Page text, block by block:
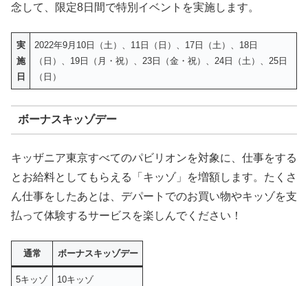
念して、限定8日間で特別イベントを実施します。
実
施
日
2022年9月10日（土）、11日（日）、17日（土）、18日
（日）、19日（月・祝）、23日（金・祝）、24日（土）、25日
（日）
ボーナスキッゾデー
キッザニア東京すべてのパビリオンを対象に、仕事をする
とお給料としてもらえる「キッゾ」を増額します。たくさ
ん仕事をしたあとは、デパートでのお買い物やキッゾを支
払って体験するサービスを楽しんでください！
通常 ボーナスキッゾデー
5キッゾ 10キッゾ